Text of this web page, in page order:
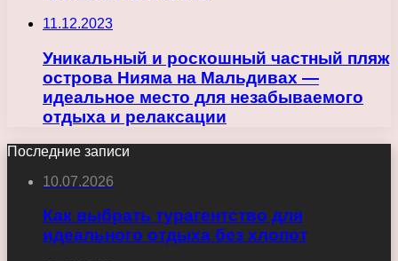
11.12.2023
Уникальный и роскошный частный пляж
острова Нияма на Мальдивах —
идеальное место для незабываемого
отдыха и релаксации
Последние записи
10.07.2026
Как выбрать турагентство для
идеального отдыха без хлопот